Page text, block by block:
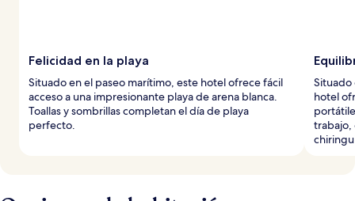
Felicidad en la playa
Situado en el paseo marítimo, este hotel ofrece fácil
acceso a una impresionante playa de arena blanca.
Toallas y sombrillas completan el día de playa
perfecto.
Situado
hotel
trabajo,